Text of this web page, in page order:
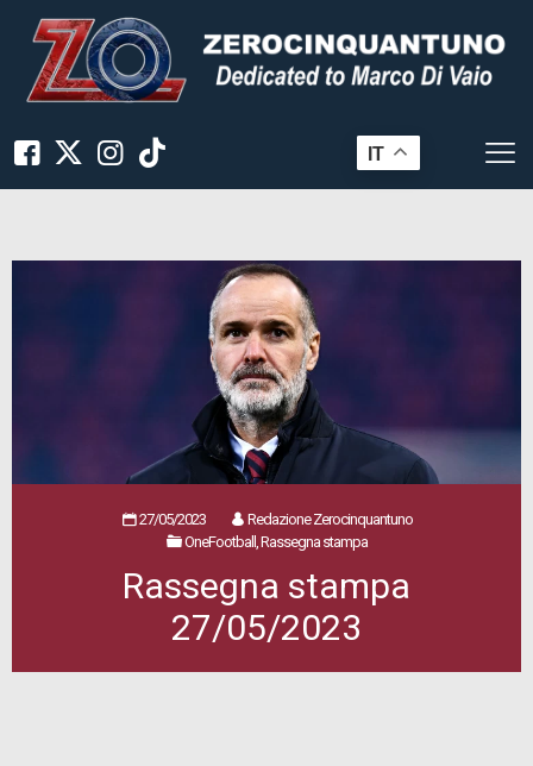
IT
27/05/2023
Redazione Zerocinquantuno
OneFootball, Rassegna stampa
Rassegna stampa
27/05/2023